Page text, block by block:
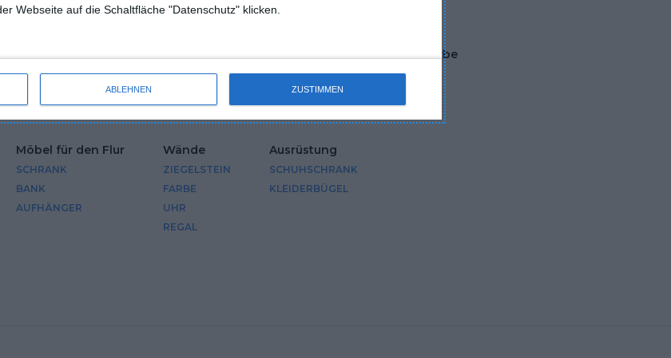
Webseite auf die Schaltfläche "Datenschutz" klicken.
ABLEHNEN ZUSTIMMEN
KACHELN
TEPPICHBODEN
VORHÄNGE HELLES
Wandfarbe
WEISS
Möbel für den Flur
SCHRANK
BANK
AUFHÄNGER
Wände
ZIEGELSTEIN
FARBE
UHR
REGAL
Ausrüstung
SCHUHSCHRANK
KLEIDERBÜGEL